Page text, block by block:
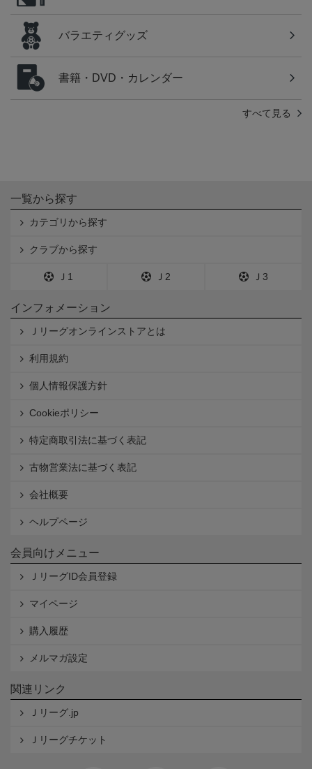
バラエティグッズ
書籍・DVD・カレンダー
すべて見る
一覧から探す
カテゴリから探す
クラブから探す
Ｊ1 Ｊ2 Ｊ3
インフォメーション
Ｊリーグオンラインストアとは
利用規約
個人情報保護方針
Cookieポリシー
特定商取引法に基づく表記
古物営業法に基づく表記
会社概要
ヘルプページ
会員向けメニュー
ＪリーグID会員登録
マイページ
購入履歴
メルマガ設定
関連リンク
Ｊリーグ.jp
Ｊリーグチケット